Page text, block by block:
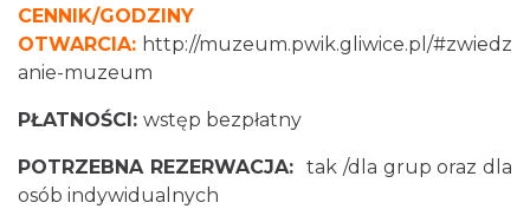
CENNIK/GODZINY
OTWARCIA: http://muzeum.pwik.gliwice.pl/#zwiedz
anie-muzeum
PŁATNOŚCI: wstęp bezpłatny
POTRZEBNA REZERWACJA:tak /dla grup oraz dla
osób indywidualnych